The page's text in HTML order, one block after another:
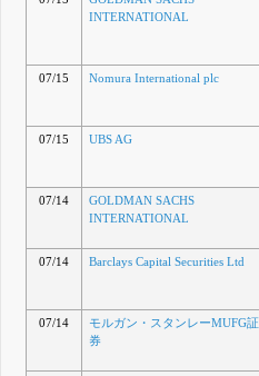
INTERNATIONAL
07/15
Nomura International plc
07/15
UBS AG
07/14
GOLDMAN SACHS
INTERNATIONAL
07/14
Barclays Capital Securities Ltd
07/14
モルガン・スタンレーMUFG証
券